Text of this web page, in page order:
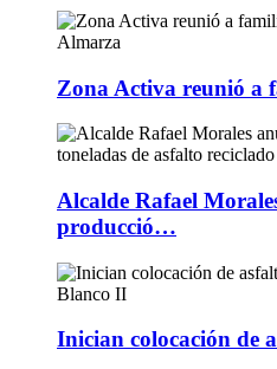
Zona Activa reunió a
Alcalde Rafael
producció…
Inician colocación de